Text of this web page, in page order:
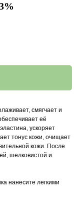
смягчает и
её
ускоряет
тонус кожи, очищает
кожи. После
шелковистой и
нанесите легкими